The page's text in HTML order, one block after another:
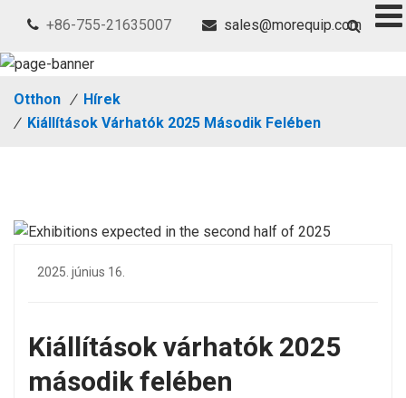
+86-755-21635007 sales@morequip.com
Otthon / Hírek
/ Kiállítások Várhatók 2025 Második Felében
2025. június 16.
Kiállítások várhatók 2025
második felében